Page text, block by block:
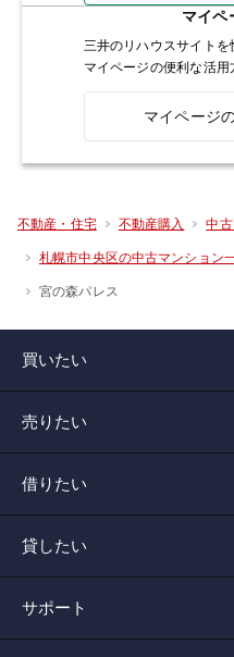
マイペ
三井のリハウスサイト
マイページの便利な活用
マイページ
不動産・住宅 不動産購入 中
札幌市中央区の中古マンション
宮の森パレス
買いたい
売りたい
借りたい
貸したい
サポート